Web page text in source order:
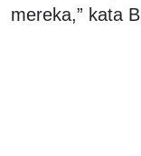
mereka,” kata